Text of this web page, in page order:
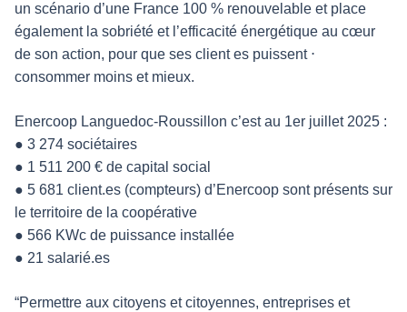
un scénario d’une France 100 % renouvelable et place
également la sobriété et l’efficacité énergétique au cœur
de son action, pour que ses client es puissent ⋅
consommer moins et mieux.
Enercoop Languedoc-Roussillon c’est au 1er juillet 2025 :
● 3 274 sociétaires
● 1 511 200 € de capital social
● 5 681 client.es (compteurs) d’Enercoop sont présents sur
le territoire de la coopérative
● 566 KWc de puissance installée
● 21 salarié.es
“Permettre aux citoyens et citoyennes, entreprises et